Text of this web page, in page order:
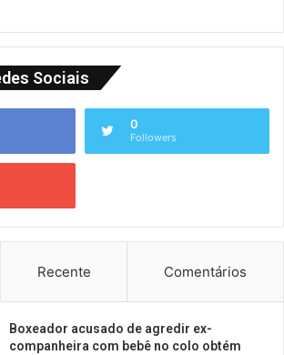
Sociais
0
Followers
Recente Comentários
Boxeador acusado de agredir ex-
companheira com bebê no colo obtém